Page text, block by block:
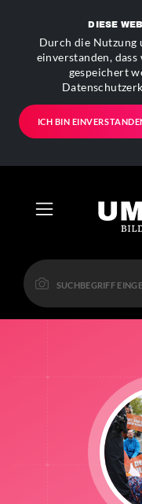
DIESE
Durch die Nutzung
einverstanden,
gespeichert
ICH BIN